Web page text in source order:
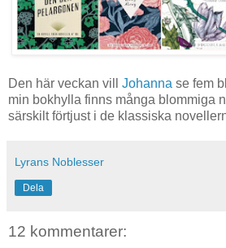
Den här veckan vill Johanna se fem
min bokhylla finns många blommiga
särskilt förtjust i de klassiska
Lyrans Noblesser
Dela
12 kommentarer: